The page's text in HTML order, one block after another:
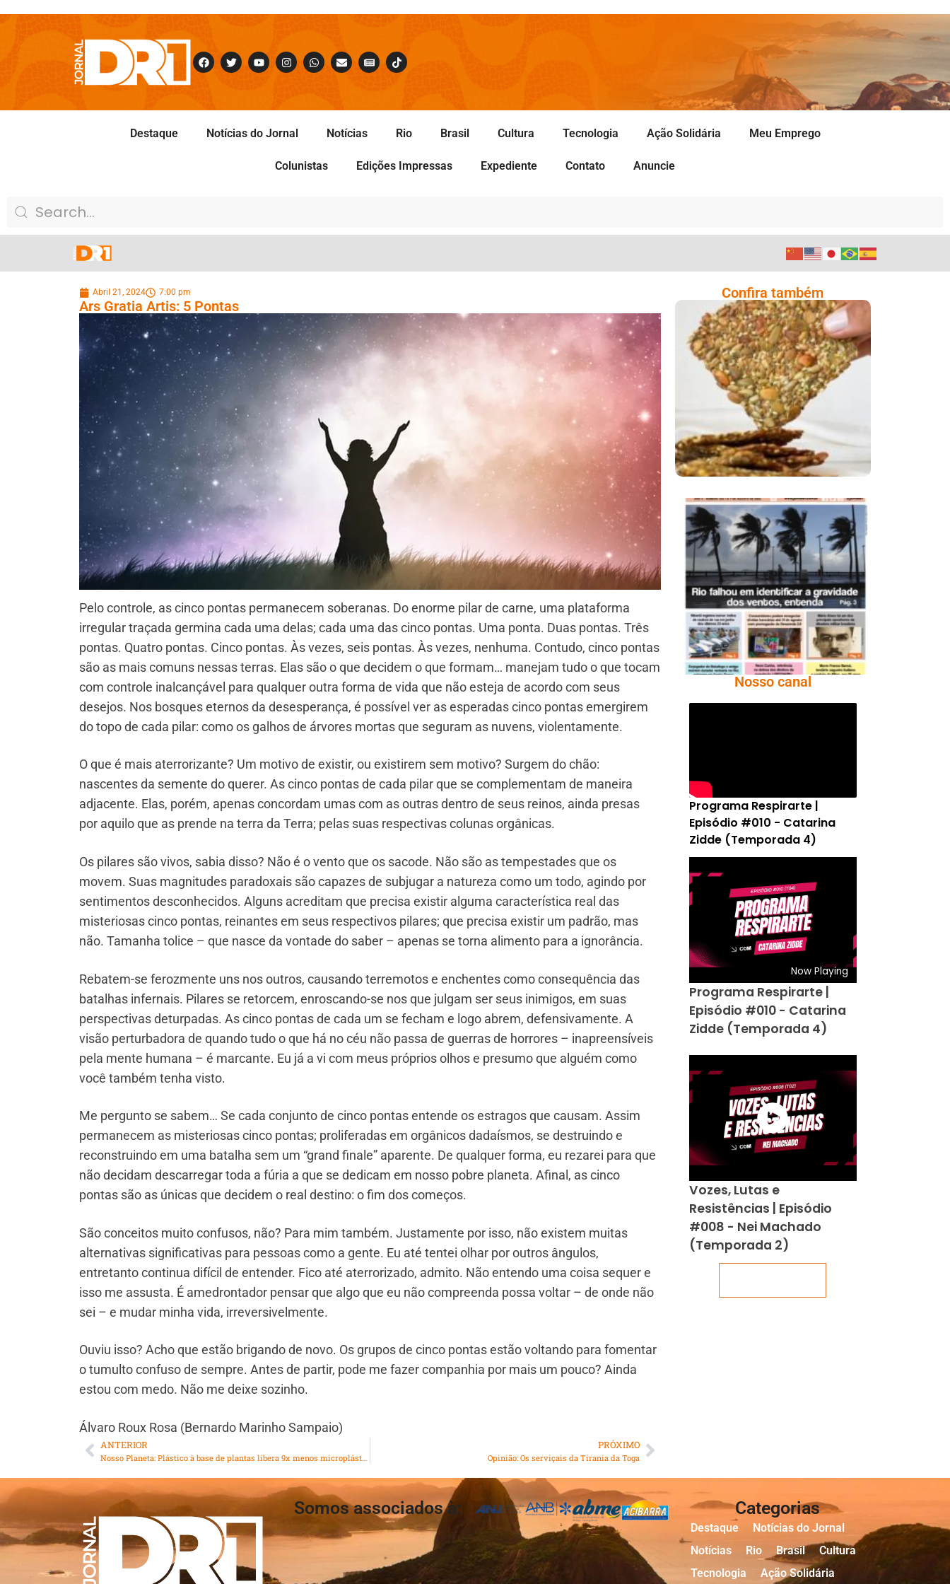
Destaque Notícias do Jornal Notícias Rio Brasil Cultura Tecnologia Ação Solidária Meu Emprego
Colunistas Edições Impressas Expediente Contato Anuncie
Abril 21, 2024 7:00 pm
Ars Gratia Artis: 5 Pontas
Pelo controle, as cinco pontas permanecem soberanas. Do enorme pilar de carne, uma plataforma
irregular traçada germina cada uma delas; cada uma das cinco pontas. Uma ponta. Duas pontas. Três
pontas. Quatro pontas. Cinco pontas. Às vezes, seis pontas. Às vezes, nenhuma. Contudo, cinco pontas
são as mais comuns nessas terras. Elas são o que decidem o que formam… manejam tudo o que tocam
com controle inalcançável para qualquer outra forma de vida que não esteja de acordo com seus
desejos. Nos bosques eternos da desesperança, é possível ver as esperadas cinco pontas emergirem
do topo de cada pilar: como os galhos de árvores mortas que seguram as nuvens, violentamente.
O que é mais aterrorizante? Um motivo de existir, ou existirem sem motivo? Surgem do chão:
nascentes da semente do querer. As cinco pontas de cada pilar que se complementam de maneira
adjacente. Elas, porém, apenas concordam umas com as outras dentro de seus reinos, ainda presas
por aquilo que as prende na terra da Terra; pelas suas respectivas colunas orgânicas.
Os pilares são vivos, sabia disso? Não é o vento que os sacode. Não são as tempestades que os
movem. Suas magnitudes paradoxais são capazes de subjugar a natureza como um todo, agindo por
sentimentos desconhecidos. Alguns acreditam que precisa existir alguma característica real das
misteriosas cinco pontas, reinantes em seus respectivos pilares; que precisa existir um padrão, mas
não. Tamanha tolice – que nasce da vontade do saber – apenas se torna alimento para a ignorância.
Rebatem-se ferozmente uns nos outros, causando terremotos e enchentes como consequência das
batalhas infernais. Pilares se retorcem, enroscando-se nos que julgam ser seus inimigos, em suas
perspectivas deturpadas. As cinco pontas de cada um se fecham e logo abrem, defensivamente. A
visão perturbadora de quando tudo o que há no céu não passa de guerras de horrores – inapreensíveis
pela mente humana – é marcante. Eu já a vi com meus próprios olhos e presumo que alguém como
você também tenha visto.
Me pergunto se sabem… Se cada conjunto de cinco pontas entende os estragos que causam. Assim
permanecem as misteriosas cinco pontas; proliferadas em orgânicos dadaísmos, se destruindo e
reconstruindo em uma batalha sem um “grand finale” aparente. De qualquer forma, eu rezarei para que
não decidam descarregar toda a fúria a que se dedicam em nosso pobre planeta. Afinal, as cinco
pontas são as únicas que decidem o real destino: o fim dos começos.
São conceitos muito confusos, não? Para mim também. Justamente por isso, não existem muitas
alternativas significativas para pessoas como a gente. Eu até tentei olhar por outros ângulos,
entretanto continua difícil de entender. Fico até aterrorizado, admito. Não entendo uma coisa sequer e
isso me assusta. É amedrontador pensar que algo que eu não compreenda possa voltar – de onde não
sei – e mudar minha vida, irreversivelmente.
Ouviu isso? Acho que estão brigando de novo. Os grupos de cinco pontas estão voltando para fomentar
o tumulto confuso de sempre. Antes de partir, pode me fazer companhia por mais um pouco? Ainda
estou com medo. Não me deixe sozinho.
Álvaro Roux Rosa (Bernardo Marinho Sampaio)
ANTERIOR
Nosso Planeta: Plástico à base de plantas libera 9x menos microplástico que o plástico comum
PRÓXIMO
Opinião: Os serviçais da Tirania da Toga
Confira também
Comer Bem: Cracker
De Sementes
Ano X – Número 366
01 A 07 De Agosto De
2026
Nosso canal
Programa Respirarte |
Episódio #010 - Catarina
Zidde (Temporada 4)
Now Playing
Programa Respirarte |
Episódio #010 - Catarina
Zidde (Temporada 4)
Vozes, Lutas e
Resistências | Episódio
#008 - Nei Machado
(Temporada 2)
Somos associados à: Categorias
Destaque
Notícias do Jornal
Notícias
Rio Brasil
Cultura
Tecnologia
Ação Solidária